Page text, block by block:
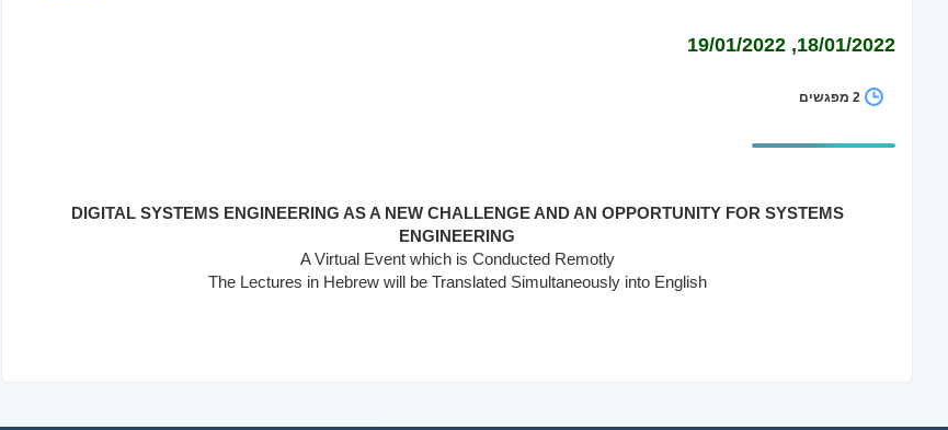
18/01/2022, 19/01/2022
2 מפגשים
DIGITAL SYSTEMS ENGINEERING AS A NEW CHALLENGE AND AN OPPORTUNITY FOR SYSTEMS
ENGINEERING
A Virtual Event which is Conducted Remotly
The Lectures in Hebrew will be Translated Simultaneously into English